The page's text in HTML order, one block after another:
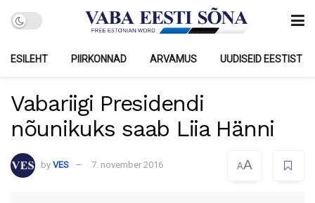
ESILEHT PIIRKONNAD ARVAMUS UUDISEID EESTIST
Vabariigi Presidendi
nõunikuks saab Liia Hänni
by VES 7. november 2016 AA